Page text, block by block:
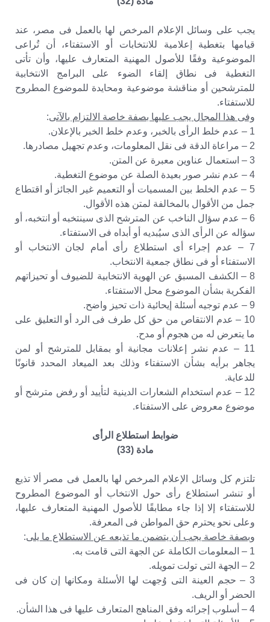
يجب على وسائل الإعلام المرخص لها بالعمل فى مصر، عند
قيامها بتغطية إعلامية للانتخابات أو الاستفتاء، أن تُراعى
الموضوعية وفقًا للأصول المهنية المتعارف عليها، وأن تأتى
التغطية فى نطاق إلقاء الضوء على البرامج الانتخابية
للمترشحين أو مناقشة موضوعية ومحايدة للموضوع المطروح
للاستفتاء.
وفى هذا المجال يجب عليها بصفة خاصة الالتزام بالآتى:
1 – عدم خلط الرأى بالخبر، وعدم خلط الخبر بالإعلان.
2 – مراعاة الدقة فى نقل المعلومات، وعدم تجهيل مصادرها.
3 – استعمال عناوين معبرة عن المتن.
4 – عدم نشر صور بعيدة الصلة عن موضوع التغطية.
5 – عدم الخلط بين المسميات أو التعميم غير الجائز أو اقتطاع
جمل من الأقوال بالمخالفة لمتن هذه الأقوال.
6 – عدم سؤال الناخب عن المترشح الذى سينتخبه أو انتخبه، أو
سؤاله عن الرأى الذى سيُبديه أو أبداه فى الاستفتاء.
7 – عدم إجراء أى استطلاع رأى أمام لجان الانتخاب أو
الاستفتاء أو فى نطاق جمعية الانتخاب.
8 – الكشف المسبق عن الهوية الانتخابية للضيوف أو تحيزاتهم
الفكرية بشأن الموضوع محل الاستفتاء.
9 – عدم توجيه أسئلة إيحائية ذات تحيز واضح.
10 – عدم الانتقاص من حق كل طرف فى الرد أو التعليق على
ما يتعرض له من هجوم أو مدح.
11 – عدم نشر إعلانات مجانية أو بمقابل للمترشح أو لمن
يجاهر برأيه بشأن الاستفتاء وذلك بعد الميعاد المحدد قانونًا
للدعاية.
12 – عدم استخدام الشعارات الدينية لتأييد أو رفض مترشح أو
موضوع معروض على الاستفتاء.
ضوابط استطلاع الرأى
مادة (33)
تلتزم كل وسائل الإعلام المرخص لها بالعمل فى مصر ألا تذيع
أو تنشر استطلاع رأى حول الانتخاب أو الموضوع المطروح
للاستفتاء إلا إذا جاء مطابقًا للأصول المهنية المتعارف عليها،
وعلى نحو يحترم حق المواطن فى المعرفة.
وبصفة خاصة يجب أن يتضمن ما تذيعه عن الاستطلاع ما يلى:
1 – المعلومات الكاملة عن الجهة التى قامت به.
2 – الجهة التى تولت تمويله.
3 – حجم العينة التى وُجهت لها الأسئلة ومكانها إن كان فى
الحضر أو الريف.
4 – أسلوب إجرائه وفق المناهج المتعارف عليها فى هذا الشأن.